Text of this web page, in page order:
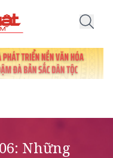
Những